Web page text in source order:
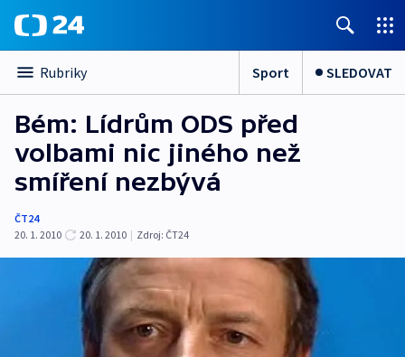
Rubriky Sport SLEDOVAT
Bém: Lídrům ODS před
volbami nic jiného než
smíření nezbývá
ČT24
20. 1. 2010
20. 1. 2010 | Zdroj: ČT24